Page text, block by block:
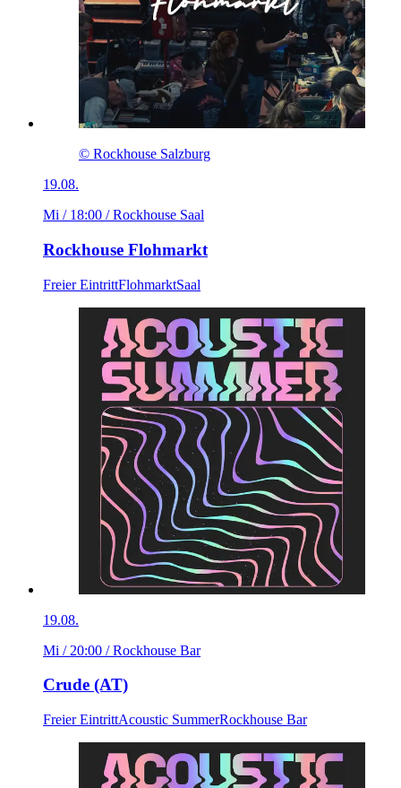
© Rockhouse Salzburg
19.08.
Mi / 18:00 / Rockhouse Saal
Rockhouse Flohmarkt
Freier EintrittFlohmarktSaal
19.08.
Mi / 20:00 / Rockhouse Bar
Crude (AT)
Freier EintrittAcoustic SummerRockhouse Bar